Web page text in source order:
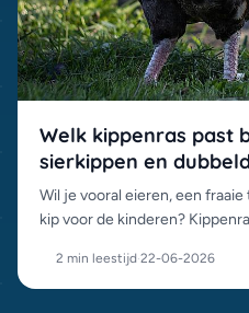
Welk kippenras past
sierkippen en
Wil je vooral eieren, een
kip voor de kinderen?
2 min leestijd·22-06-2026